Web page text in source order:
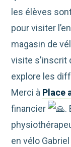
les élèves
pour visiter
magasin de
visite s'inscrit
explore les
Merci à Place
financier
.
en vélo